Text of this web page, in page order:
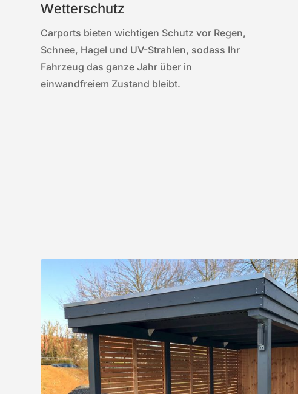
Wetterschutz
Carports bieten wichtigen Schutz vor Regen,
Schnee, Hagel und UV-Strahlen, sodass Ihr
Fahrzeug das ganze Jahr über in
einwandfreiem Zustand bleibt.